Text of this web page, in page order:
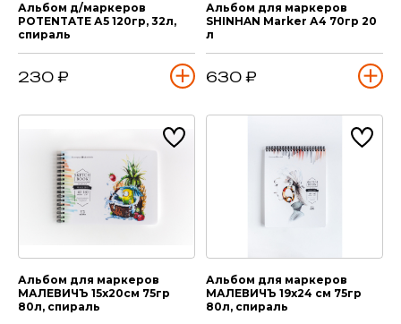
Альбом д/маркеров
POTENTATE А5 120гр, 32л,
спираль
230 ₽
Альбом для маркеров
SHINHAN Marker А4 70гр 20
л
630 ₽
Альбом для маркеров
МАЛЕВИЧЪ 15х20см 75гр
80л, спираль
Альбом для маркеров
МАЛЕВИЧЪ 19х24 см 75гр
80л, спираль